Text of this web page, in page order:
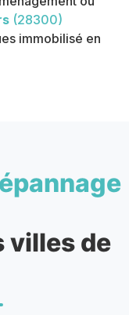
(28300)
immobilisé en
villes de